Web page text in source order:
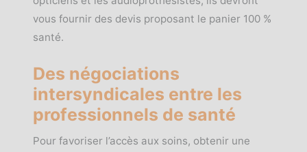
vous fournir des devis proposant le panier 100 %
santé.
Des négociations
intersyndicales entre les
professionnels de santé
Pour favoriser l’accès aux soins, obtenir une